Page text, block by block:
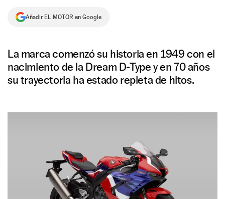
NEWSLETTER
Añadir EL MOTOR en Google
La marca comenzó su historia en 1949 con el
nacimiento de la Dream D-Type y en 70 años
su trayectoria ha estado repleta de hitos.